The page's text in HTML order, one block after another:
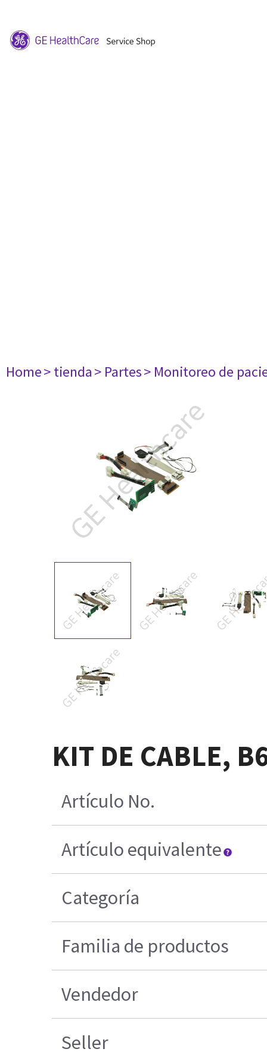
Home> tienda> Partes> Monitoreo de
KIT DE CABLE,
Artículo No.
Artículo equivalente
Categoría
Familia de productos
Vendedor
Seller